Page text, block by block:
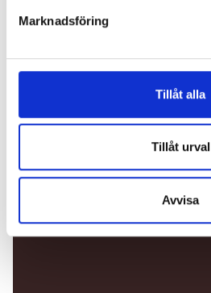
Marknadsföring
Tillåt alla
Tillåt urval
Avvisa